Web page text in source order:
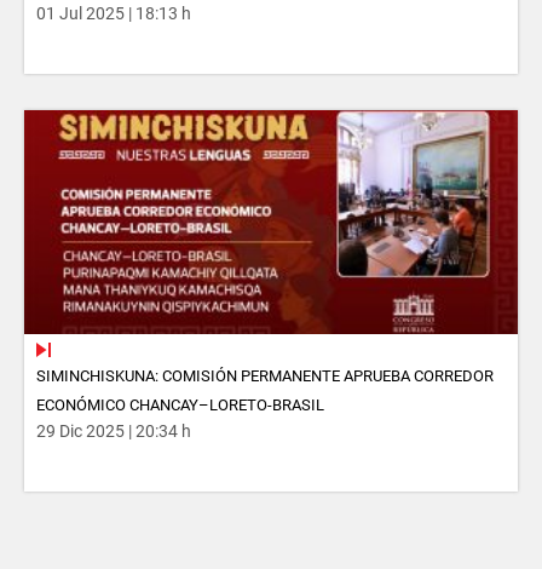
01 Jul 2025 | 18:13 h
SIMINCHISKUNA: COMISIÓN PERMANENTE APRUEBA CORREDOR
ECONÓMICO CHANCAY–LORETO-BRASIL
29 Dic 2025 | 20:34 h